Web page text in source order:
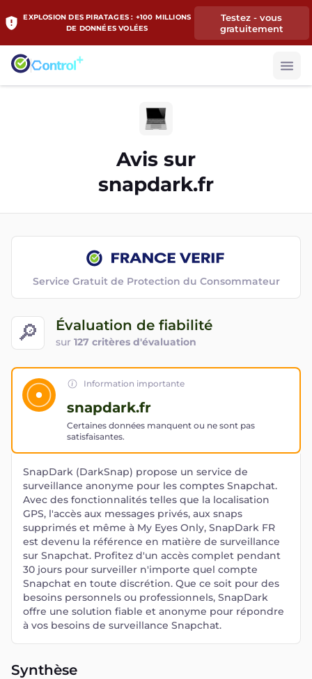
EXPLOSION DES PIRATAGES : +100 MILLIONS
DE DONNÉES VOLÉES
Testez - vous
gratuitement
Avis sur
snapdark.fr
🔎 Évaluation de fiabilité
sur 127 critères d'évaluation
Service Gratuit de Protection du Consommateur
Information importante
snapdark.fr
Certaines données manquent ou ne sont pas
satisfaisantes.
SnapDark (DarkSnap) propose un service de
surveillance anonyme pour les comptes Snapchat.
Avec des fonctionnalités telles que la localisation
GPS, l'accès aux messages privés, aux snaps
supprimés et même à My Eyes Only, SnapDark FR
est devenu la référence en matière de surveillance
sur Snapchat. Profitez d'un accès complet pendant
30 jours pour surveiller n'importe quel compte
Snapchat en toute discrétion. Que ce soit pour des
besoins personnels ou professionnels, SnapDark
offre une solution fiable et anonyme pour répondre
à vos besoins de surveillance Snapchat.
Synthèse